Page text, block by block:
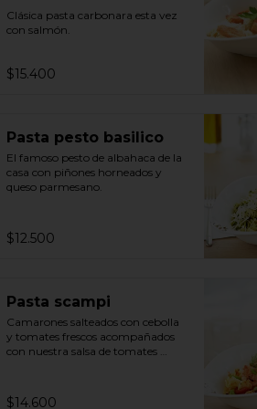
Clásica pasta carbonara esta vez
con salmón.
$15.400
Pasta pesto basilico
El famoso pesto de albahaca de la
casa con piñones horneados y
queso parmesano.
$12.500
Pasta scampi
Camarones salteados con cebolla
y tomates frescos acompañados
con nuestra salsa de tomates
$14.600